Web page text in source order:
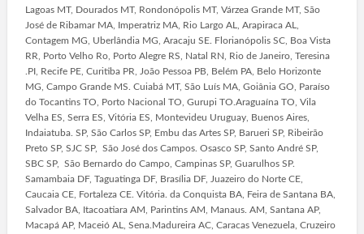
Lagoas MT, Dourados MT, Rondonópolis MT, Várzea Grande MT, São
José de Ribamar MA, Imperatriz MA, Rio Largo AL, Arapiraca AL,
Contagem MG, Uberlândia MG, Aracaju SE. Florianópolis SC, Boa Vista
RR, Porto Velho Ro, Porto Alegre RS, Natal RN, Rio de Janeiro, Teresina
.PI, Recife PE, Curitiba PR, João Pessoa PB, Belém PA, Belo Horizonte
MG, Campo Grande MS. Cuiabá MT, São Luís MA, Goiânia GO, Paraíso
do Tocantins TO, Porto Nacional TO, Gurupi TO.Araguaína TO, Vila
Velha ES, Serra ES, Vitória ES, Montevideu Uruguay, Buenos Aires,
Indaiatuba. SP, São Carlos SP, Embu das Artes SP, Barueri SP, Ribeirão
Preto SP, SJC SP, São José dos Campos. Osasco SP, Santo André SP,
SBC SP, São Bernardo do Campo, Campinas SP, Guarulhos SP.
Samambaia DF, Taguatinga DF, Brasília DF, Juazeiro do Norte CE,
Caucaia CE, Fortaleza CE. Vitória. da Conquista BA, Feira de Santana BA,
Salvador BA, Itacoatiara AM, Parintins AM, Manaus. AM, Santana AP,
Macapá AP, Maceió AL, Sena.Madureira AC, Caracas Venezuela, Cruzeiro